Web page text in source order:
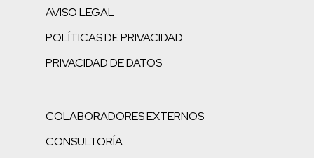
AVISO LEGAL
POLÍTICAS DE PRIVACIDAD
PRIVACIDAD DE DATOS
COLABORADORES EXTERNOS
CONSULTORÍA